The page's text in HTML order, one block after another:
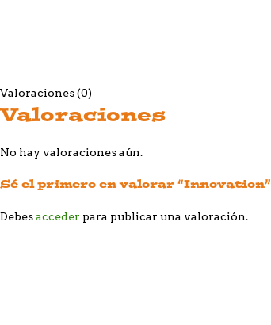
Valoraciones (0)
Valoraciones
No hay valoraciones aún.
Sé el primero en valorar “Innovation”
Debesacceder para publicar una valoración.